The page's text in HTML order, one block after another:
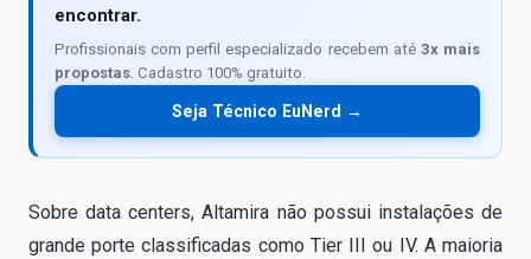
encontrar.
Profissionais com perfil especializado recebem até3x mais
propostas. Cadastro 100% gratuito.
Seja Técnico EuNerd →
Sobre data centers, Altamira não possui instalações de
grande porte classificadas como Tier III ou IV. A maioria